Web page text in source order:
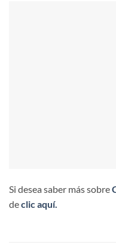
Si desea saber más sobre
declic aquí.